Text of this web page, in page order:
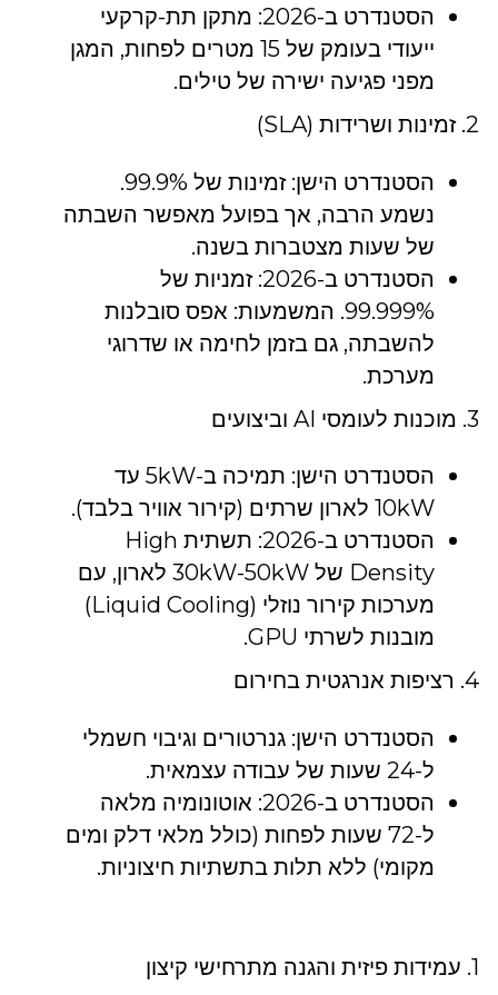
הסטנדרט ב-2026: מתקן תת-קרקעי
ייעודי בעומק של 15 מטרים לפחות, המגן
מפני פגיעה ישירה של טילים.
2. זמינות ושרידות (SLA)
הסטנדרט הישן: זמינות של 99.9%.
נשמע הרבה, אך בפועל מאפשר השבתה
של שעות מצטברות בשנה.
הסטנדרט ב-2026: זמניות של
99.999%. המשמעות: אפס סובלנות
להשבתה, גם בזמן לחימה או שדרוגי
מערכת.
3. מוכנות לעומסי AI וביצועים
הסטנדרט הישן: תמיכה ב-5kW עד
10kW לארון שרתים (קירור אוויר בלבד).
הסטנדרט ב-2026: תשתית High
Density של 30kW-50kW לארון, עם
מערכות קירור נוזלי (Liquid Cooling)
מובנות לשרתי GPU.
4. רציפות אנרגטית בחירום
הסטנדרט הישן: גנרטורים וגיבוי חשמלי
ל-24 שעות של עבודה עצמאית.
הסטנדרט ב-2026: אוטונומיה מלאה
ל-72 שעות לפחות (כולל מלאי דלק ומים
מקומי) ללא תלות בתשתיות חיצוניות.
1. עמידות פיזית והגנה מתרחישי קיצון